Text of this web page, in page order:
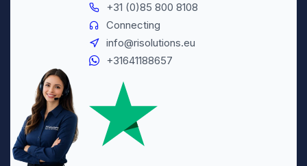
+31 (0)85 800 8108
Connecting
info@risolutions.eu
+31641188657